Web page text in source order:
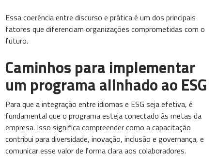
Essa coerência entre discurso e prática é um dos principais
fatores que diferenciam organizações comprometidas com o
futuro.
Caminhos para implementar
um programa alinhado ao ESG
Para que a integração entre idiomas e ESG seja efetiva, é
fundamental que o programa esteja conectado às metas da
empresa. Isso significa compreender como a capacitação
contribui para diversidade, inovação, inclusão e governança, e
comunicar esse valor de forma clara aos colaboradores.